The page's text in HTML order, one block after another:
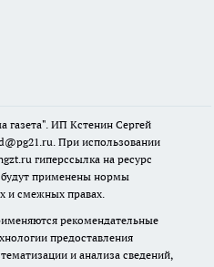
газета". ИП Кстенин Сергей
При использовании
гиперссылка на ресурс
будут применены нормы
и смежных правах.
рекомендательные
предоставления
и анализа сведений,